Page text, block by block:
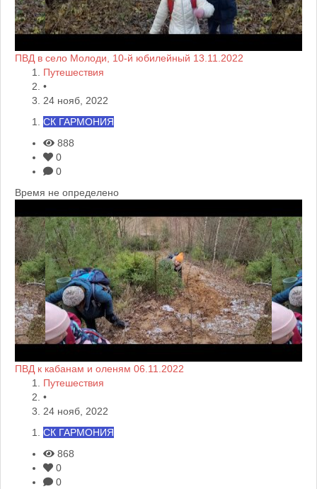
ПВД в село Молоди, 10-й юбилейный 13.11.2022
Путешествия
•
24 нояб, 2022
СК ГАРМОНИЯ
888
0
0
Время не определено
ПВД к кабанам и оленям 06.11.2022
Путешествия
•
24 нояб, 2022
СК ГАРМОНИЯ
868
0
0